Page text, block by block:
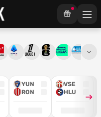
YUN
RON
VSE
HLU
Serie ALigue 1Mistrovství světa
Chance3. ČFL